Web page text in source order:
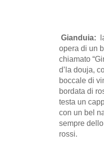
Gianduia:
opera di un
chiamato
d’la douja,
boccale di
bordata di
testa un
con un bel
sempre
rossi.